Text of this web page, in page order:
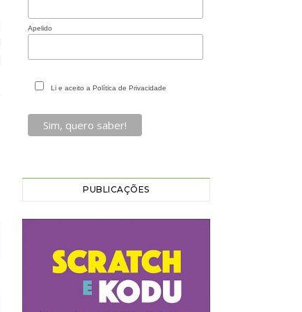
Apelido
Li e aceito a Política de Privacidade
PUBLICAÇÕES